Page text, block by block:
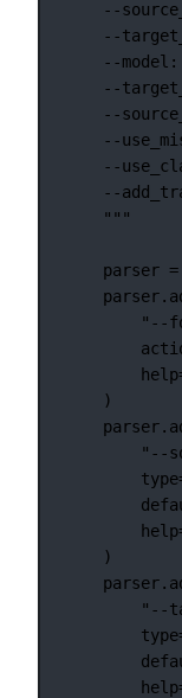
--
--
--
--
--
--
--
--
"""
parser =
"--
help
)
"--
type
help
)
"--
type
help